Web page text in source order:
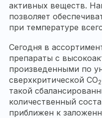
активных веществ.
позволяет
при температуре
Сегодня в
препараты с
произведенными по
сверхкритической СО2
такой
количественный
приближен к